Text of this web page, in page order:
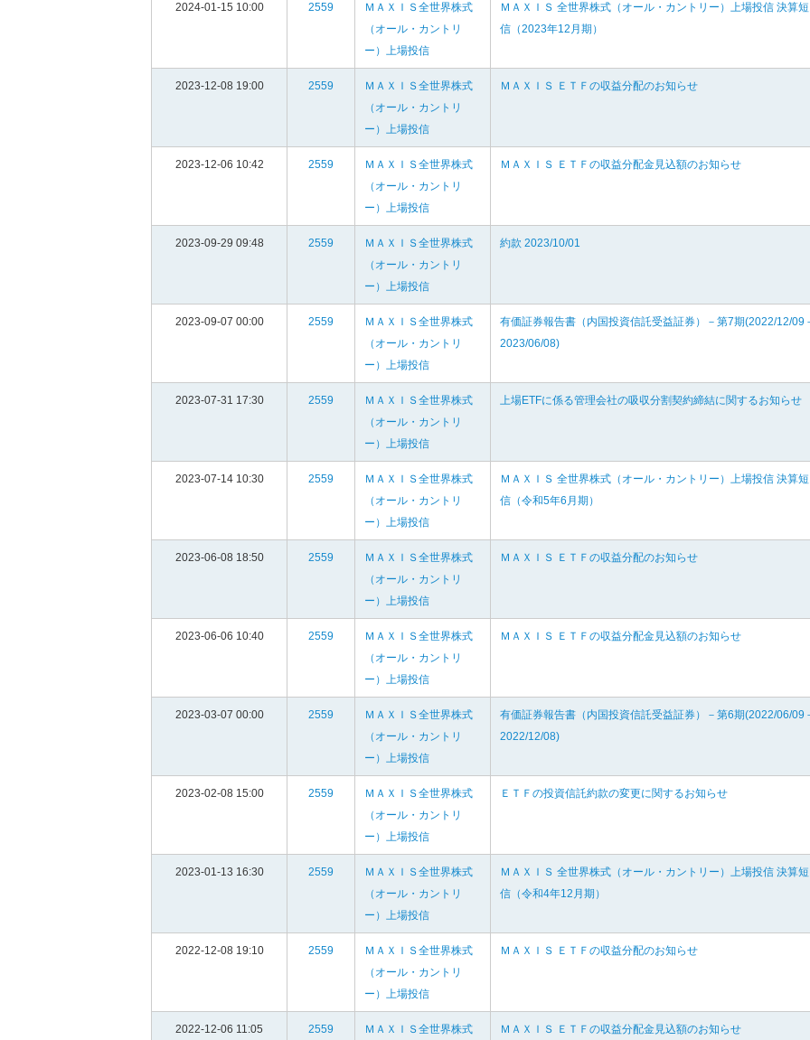
2024-01-15 10:00 2559
ＭＡＸＩＳ全世界株式
（オール・カントリ
ー）上場投信
ＭＡＸＩＳ 全世界株式（オール・カントリー）上場投信 決算短
信（2023年12月期）
2023-12-08 19:00 2559
ＭＡＸＩＳ全世界株式
（オール・カントリ
ー）上場投信
ＭＡＸＩＳ ＥＴＦの収益分配のお知らせ
2023-12-06 10:42 2559
ＭＡＸＩＳ全世界株式
（オール・カントリ
ー）上場投信
ＭＡＸＩＳ ＥＴＦの収益分配金見込額のお知らせ
2023-09-29 09:48 2559
ＭＡＸＩＳ全世界株式
（オール・カントリ
ー）上場投信
約款 2023/10/01
2023-09-07 00:00 2559
ＭＡＸＩＳ全世界株式
（オール・カントリ
ー）上場投信
有価証券報告書（内国投資信託受益証券）－第7期(2022/12/09
2023/06/08)
2023-07-31 17:30 2559
ＭＡＸＩＳ全世界株式
（オール・カントリ
ー）上場投信
上場ETFに係る管理会社の吸収分割契約締結に関するお知らせ
2023-07-14 10:30 2559
ＭＡＸＩＳ全世界株式
（オール・カントリ
ー）上場投信
ＭＡＸＩＳ 全世界株式（オール・カントリー）上場投信 決算短
信（令和5年6月期）
2023-06-08 18:50 2559
ＭＡＸＩＳ全世界株式
（オール・カントリ
ー）上場投信
ＭＡＸＩＳ ＥＴＦの収益分配のお知らせ
2023-06-06 10:40 2559
ＭＡＸＩＳ全世界株式
（オール・カントリ
ー）上場投信
ＭＡＸＩＳ ＥＴＦの収益分配金見込額のお知らせ
2023-03-07 00:00 2559
ＭＡＸＩＳ全世界株式
（オール・カントリ
ー）上場投信
有価証券報告書（内国投資信託受益証券）－第6期(2022/06/09
2022/12/08)
2023-02-08 15:00 2559
ＭＡＸＩＳ全世界株式
（オール・カントリ
ー）上場投信
ＥＴＦの投資信託約款の変更に関するお知らせ
2023-01-13 16:30 2559
ＭＡＸＩＳ全世界株式
（オール・カントリ
ー）上場投信
ＭＡＸＩＳ 全世界株式（オール・カントリー）上場投信 決算短
信（令和4年12月期）
2022-12-08 19:10 2559
ＭＡＸＩＳ全世界株式
（オール・カントリ
ー）上場投信
ＭＡＸＩＳ ＥＴＦの収益分配のお知らせ
2022-12-06 11:05 2559 ＭＡＸＩＳ全世界株式 ＭＡＸＩＳ ＥＴＦの収益分配金見込額のお知らせ